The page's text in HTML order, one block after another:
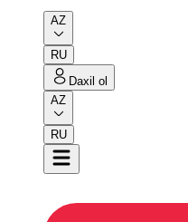
AZ
RU
Daxil ol
AZ
RU